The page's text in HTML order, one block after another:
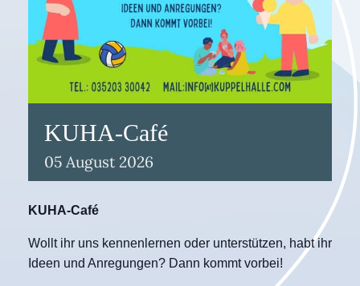
KUHA-Café
05 August 2026
KUHA-Café
Wollt ihr uns kennenlernen oder unterstützen, habt ihr
Ideen und Anregungen? Dann kommt vorbei!